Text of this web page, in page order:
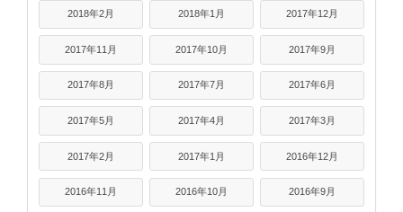
2018年2月 2018年1月 2017年12月
2017年11月 2017年10月 2017年9月
2017年8月 2017年7月 2017年6月
2017年5月 2017年4月 2017年3月
2017年2月 2017年1月 2016年12月
2016年11月 2016年10月 2016年9月